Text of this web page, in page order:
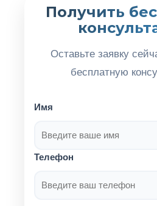
Получить
Оставьте заявку
бесплатную
Имя
Телефон